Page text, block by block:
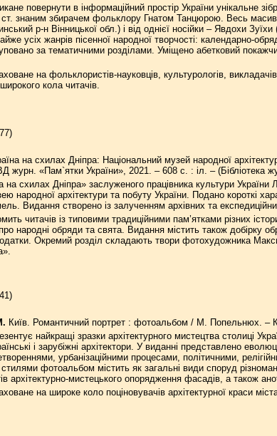
повернути в інформаційний простір України унікальне
ст. знаним збирачем фольклору Гнатом Танцюрою. Весь
р-н Вінницької обл.) і від однієї носійки – Явдохи
усіх жанрів пісенної народної творчості: календарно-
за тематичними розділами. Уміщено абетковий
на фольклористів-науковців, культурологів,
кола читачів.
на схилах Дніпра: Національний музей народної
журн. «Пам`ятки України», 2021. – 608 с. : іл. – (Бібліотека
на схилах Дніпра» заслуженого працівника культури України
народної архітектури та побуту України. Подано короткі
Видання створено із залученням архівних та
читачів із типовими традиційними пам’ятками різних
народні обряди та свята. Видання містить також добірку
Окремий розділ складають твори фотохудожника
Київ. Романтичний портрет : фотоальбом / М. Попельнюх.
найкращі зразки архітектурного мистецтва столиці
і зарубіжні архітектори. У виданні представлено
урбанізаційними процесами, політичними,
фотоальбом містить як загальні види споруд
архітектурно-мистецького опорядження фасадів, а також
на широке коло поціновувачів архітектурної краси